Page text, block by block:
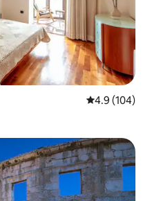
औसत रेटिंग 5 में
4.9 (104)